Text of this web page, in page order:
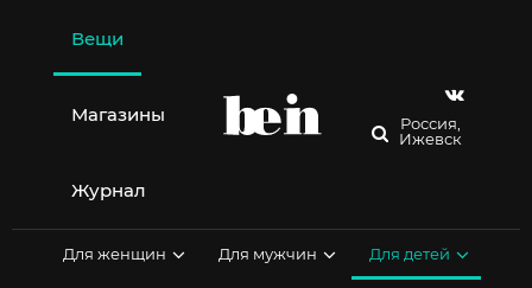
содержимому
Вещи
Магазины
Журнал
Россия,
Ижевск
Для женщин Для мужчин Для детей